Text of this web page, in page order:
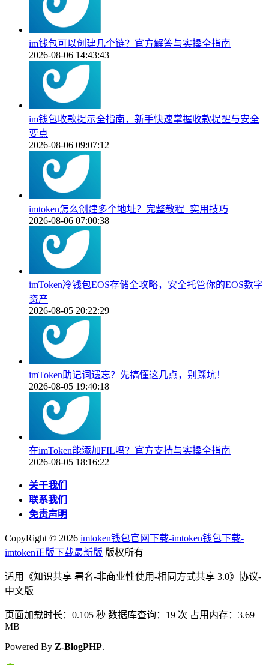
im钱包可以创建几个链？官方解答与实操全指南
2026-08-06 14:43:43
im钱包收款提示全指南，新手快速掌握收款提醒与安全
要点
2026-08-06 09:07:12
imtoken怎么创建多个地址？完整教程+实用技巧
2026-08-06 07:00:38
imToken冷钱包EOS存储全攻略，安全托管你的EOS数字
资产
2026-08-05 20:22:29
imToken助记词遗忘？先搞懂这几点，别踩坑！
2026-08-05 19:40:18
在imToken能添加FIL吗？官方支持与实操全指南
2026-08-05 18:16:22
关于我们
联系我们
免责声明
CopyRight © 2026 imtoken钱包官网下载-imtoken钱包下载-
imtoken正版下载最新版 版权所有
适用《知识共享 署名-非商业性使用-相同方式共享 3.0》协议-
中文版
页面加载时长：0.105 秒 数据库查询：19 次 占用内存：3.69
MB
Powered By Z-BlogPHP.